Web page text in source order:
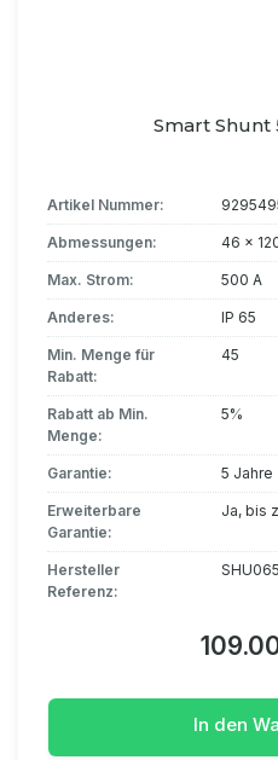
Smart Shunt
Artikel Nummer:
Abmessungen: 46 x
Max. Strom: 500 A
Anderes: IP 65
Min. Menge für
Rabatt:
45
Rabatt ab Min.
Menge:
5%
Garantie: 5 Jahre
Erweiterbare
Garantie:
Ja, bis
Hersteller
Referenz:
In den